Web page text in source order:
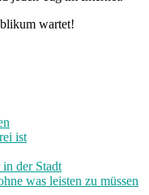
wartet!
ist
der Stadt
was leisten zu müssen